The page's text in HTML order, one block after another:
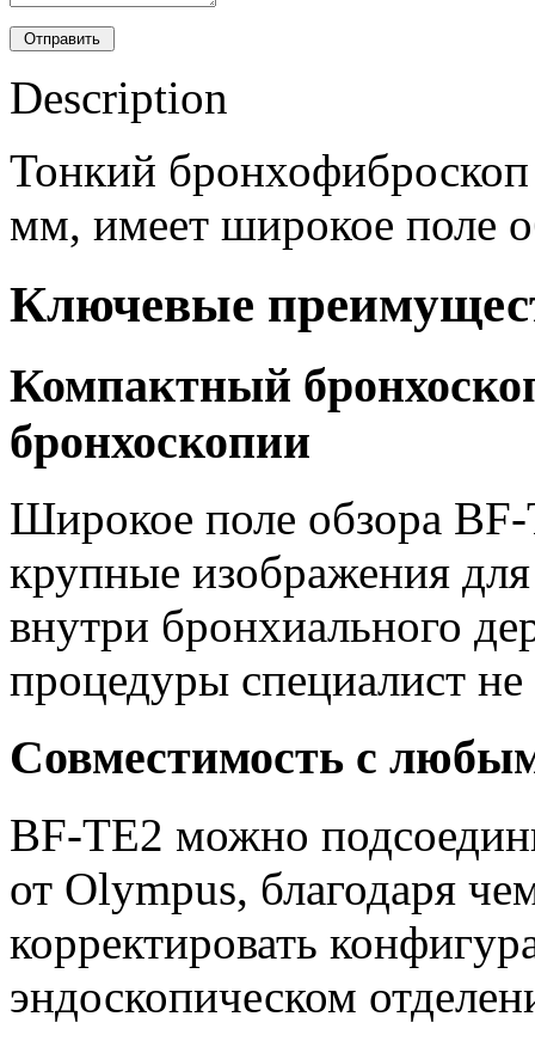
Description
Тонкий
мм, имеет широкое поле
Ключевые
Компактный
бронхоскопии
Широкое поле обзора BF-
крупные изображения
внутри бронхиального
процедуры специалист
Совместимость с
BF-TE2 можно
от Olympus, благодаря
корректировать
эндоскопическом